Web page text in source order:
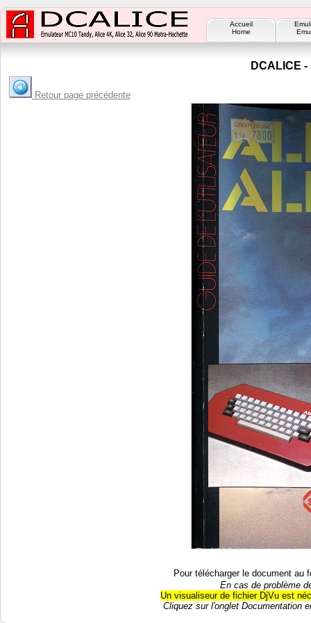
Accueil
Home
DCALICE
Retour page précédente
Pour télécharger le document
En cas de problème
Un visualiseur de fichier DjVu est
Cliquez sur l'onglet Documentation